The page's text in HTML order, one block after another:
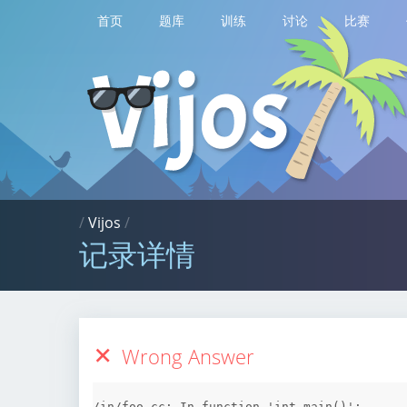
首页 题库 训练 讨论 比赛
/Vijos /
记录详情
Wrong Answer